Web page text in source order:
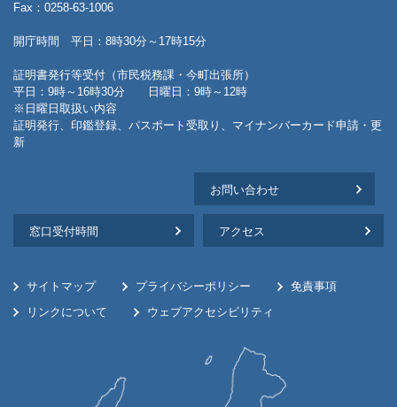
Fax：0258-63-1006
開庁時間 平日：8時30分～17時15分
証明書発行等受付（市民税務課・今町出張所）
平日：9時～16時30分 日曜日：9時～12時
※日曜日取扱い内容
証明発行、印鑑登録、パスポート受取り、マイナンバーカード申請・更
新
お問い合わせ
窓口受付時間 アクセス
サイトマップ プライバシーポリシー
免責事項
リンクについて
ウェブアクセシビリティ